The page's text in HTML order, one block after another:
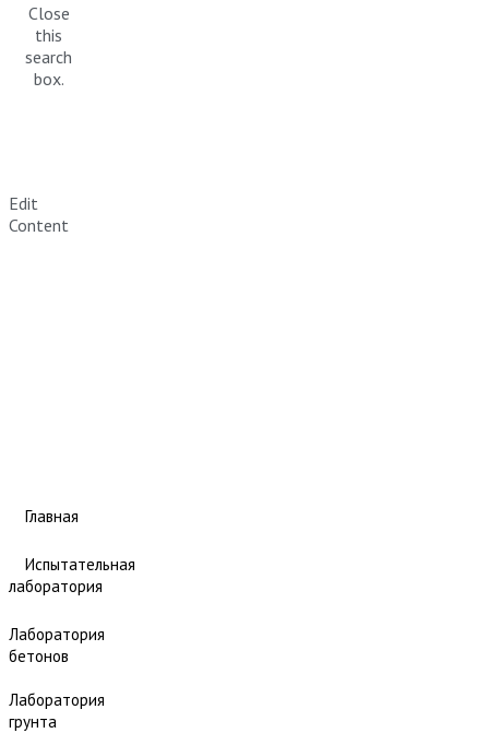
Close
this
search
box.
Edit
Content
Главная
Испытательная
лаборатория
Лаборатория
бетонов
Лаборатория
грунта